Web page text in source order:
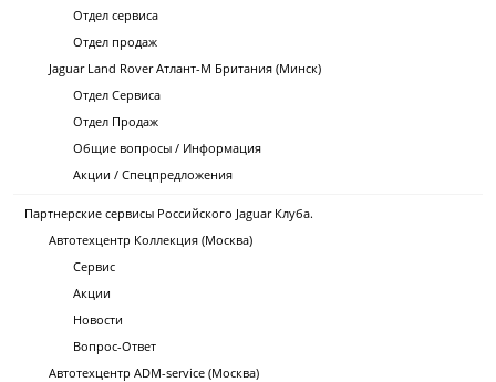
Отдел сервиса
Отдел продаж
Jaguar Land Rover Атлант-М Британия (Минск)
Отдел Сервиса
Отдел Продаж
Общие вопросы / Информация
Акции / Спецпредложения
Партнерские сервисы Российского Jaguar Клуба.
Автотехцентр Коллекция (Москва)
Сервис
Акции
Новости
Вопрос-Ответ
Автотехцентр ADM-service (Москва)